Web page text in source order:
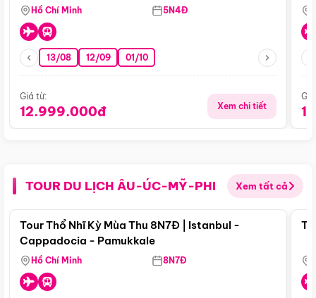
Hồ Chí Minh 5N4Đ
13/08 12/09 01/10
Giá từ:
12.999.000đ Xem chi tiết
TOUR DU LỊCH ÂU-ÚC-MỸ-PHI Xem tất cả
Điểm nổi bật
Tour Thổ Nhĩ Kỳ Mùa Thu 8N7Đ | Istanbul -
Cappadocia - Pamukkale
Hồ Chí Minh 8N7Đ